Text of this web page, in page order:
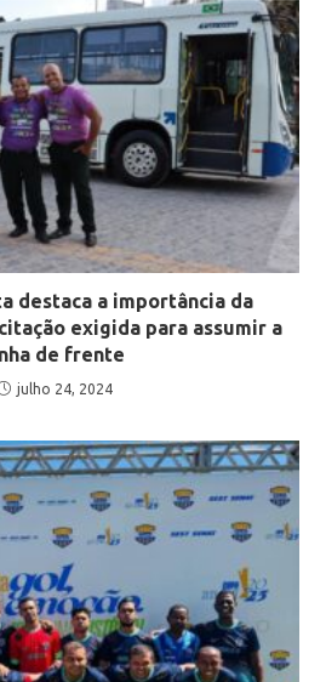
destaca a importância da
exigida para assumir a
de frente
julho 24, 2024